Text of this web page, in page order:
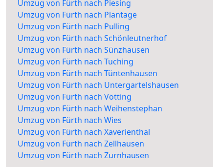
Umzug von Fürth nach Piesing
Umzug von Fürth nach Plantage
Umzug von Fürth nach Pulling
Umzug von Fürth nach Schönleutnerhof
Umzug von Fürth nach Sünzhausen
Umzug von Fürth nach Tuching
Umzug von Fürth nach Tüntenhausen
Umzug von Fürth nach Untergartelshausen
Umzug von Fürth nach Vötting
Umzug von Fürth nach Weihenstephan
Umzug von Fürth nach Wies
Umzug von Fürth nach Xaverienthal
Umzug von Fürth nach Zellhausen
Umzug von Fürth nach Zurnhausen